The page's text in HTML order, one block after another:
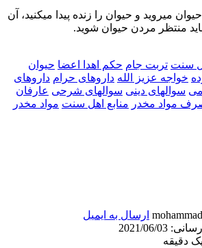
میروید و حیوان را زنده پیدا میکنید، آن
منتظر مردن حیوان شوید.
سنت تربت جام حکم اهدا اعضا حیوان
خواجه عزیز الله داروهای حرام داروهای
سوالهای دینی سوالهای شرحی عارفان
مواد مخدر منابع اهل سنت مواد مخدر
mohammad ارسال به ایمیل
2021/06/03
دقیقه